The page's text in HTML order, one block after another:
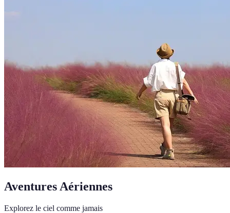
Aventures Aériennes
Explorez le ciel comme jamais